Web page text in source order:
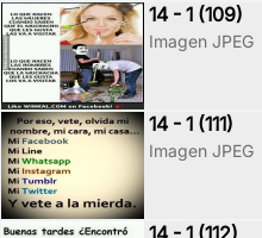
14 - 1 (109)
Imagen JPEG
14 - 1 (111)
Imagen JPEG
14 - 1 (112)